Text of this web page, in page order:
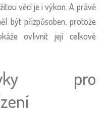
věcí je i výkon. A právě
být přizpůsoben, protože
ovlivnit její celkové
pro